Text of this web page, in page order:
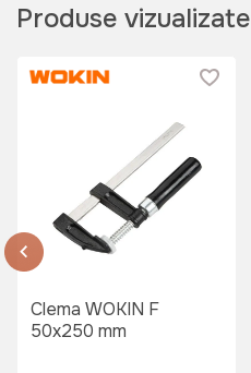
Produse vizualizate
Clema WOKIN F
50x250 mm